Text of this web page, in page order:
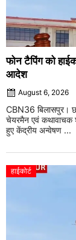
फोन टैपिंग को
आदेश
August 6, 2026
CBN36 बिलासपुर।
चेयरमैन एवं कथावाचक
हुए केंद्रीय अन्वेषण ...
हाईकोर्ट